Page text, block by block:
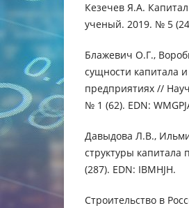
Кезечев Я.А.
ученый. 2019. № 5
Блажевич О.Г.,
сущности капитала
предприятиях //
№ 1 (62). EDN:
Давыдова Л.В.,
структуры
(287). EDN: IBMHJH.
Строительство в